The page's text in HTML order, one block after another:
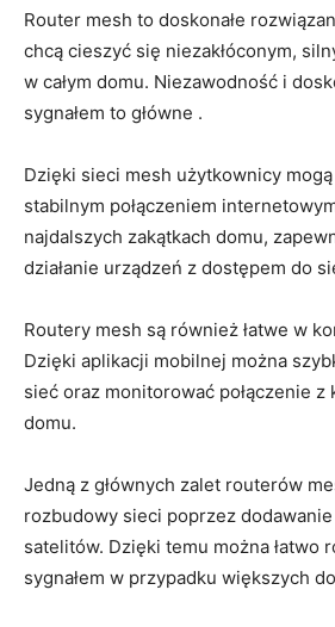
Router mesh to doskonałe
chcą cieszyć się niezakłóconym,
w całym domu. Niezawodność i
sygnałem to główne .
Dzięki sieci mesh użytkownicy
stabilnym połączeniem
najdalszych zakątkach domu,
działanie urządzeń z dostępem do
Routery mesh są również łatwe w
Dzięki aplikacji mobilnej można
sieć oraz monitorować połączenie z
domu.
Jedną z głównych zalet routerów
rozbudowy sieci poprzez
satelitów. Dzięki temu można łatwo
sygnałem w przypadku większych